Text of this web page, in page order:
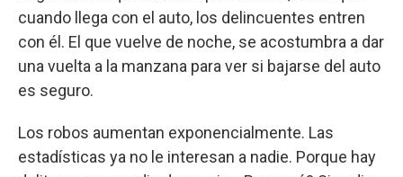
cuando llega con el auto, los delincuentes entren
con él. El que vuelve de noche, se acostumbra a dar
una vuelta a la manzana para ver si bajarse del auto
es seguro.
Los robos aumentan exponencialmente. Las
estadísticas ya no le interesan a nadie. Porque hay